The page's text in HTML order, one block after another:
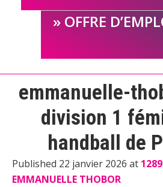
OFFRE
emmanuelle-
division 1
handball de
Published 22 janvier 2026 at
EMMANUELLE THOBOR